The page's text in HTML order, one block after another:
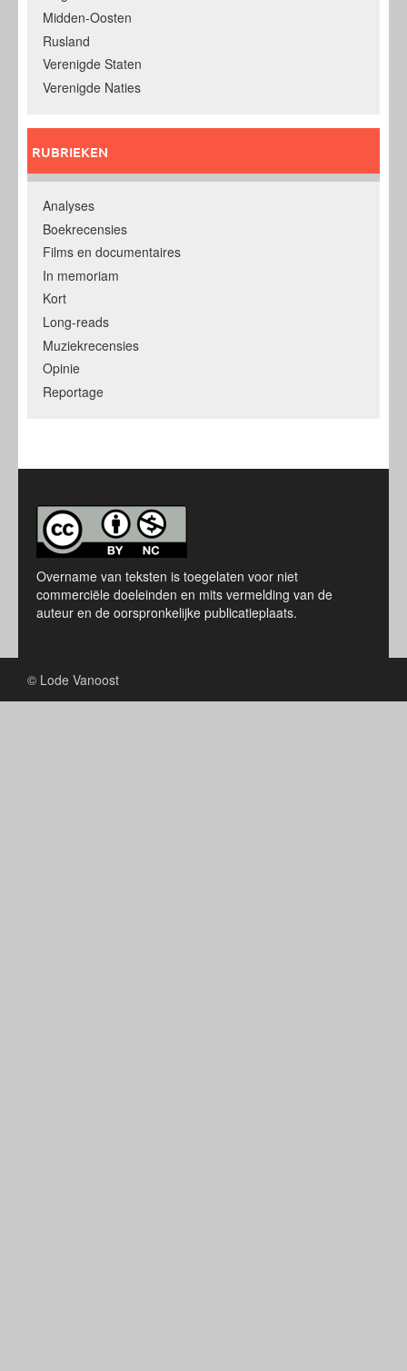
Midden-Oosten
Rusland
Verenigde Staten
Verenigde Naties
RUBRIEKEN
Analyses
Boekrecensies
Films en documentaires
In memoriam
Kort
Long-reads
Muziekrecensies
Opinie
Reportage
Overname van teksten is toegelaten voor niet
commerciële doeleinden en mits vermelding van de
auteur en de oorspronkelijke publicatieplaats.
© Lode Vanoost